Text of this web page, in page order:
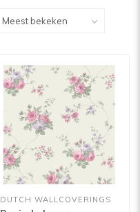
DUTCH WALLCOVERINGS